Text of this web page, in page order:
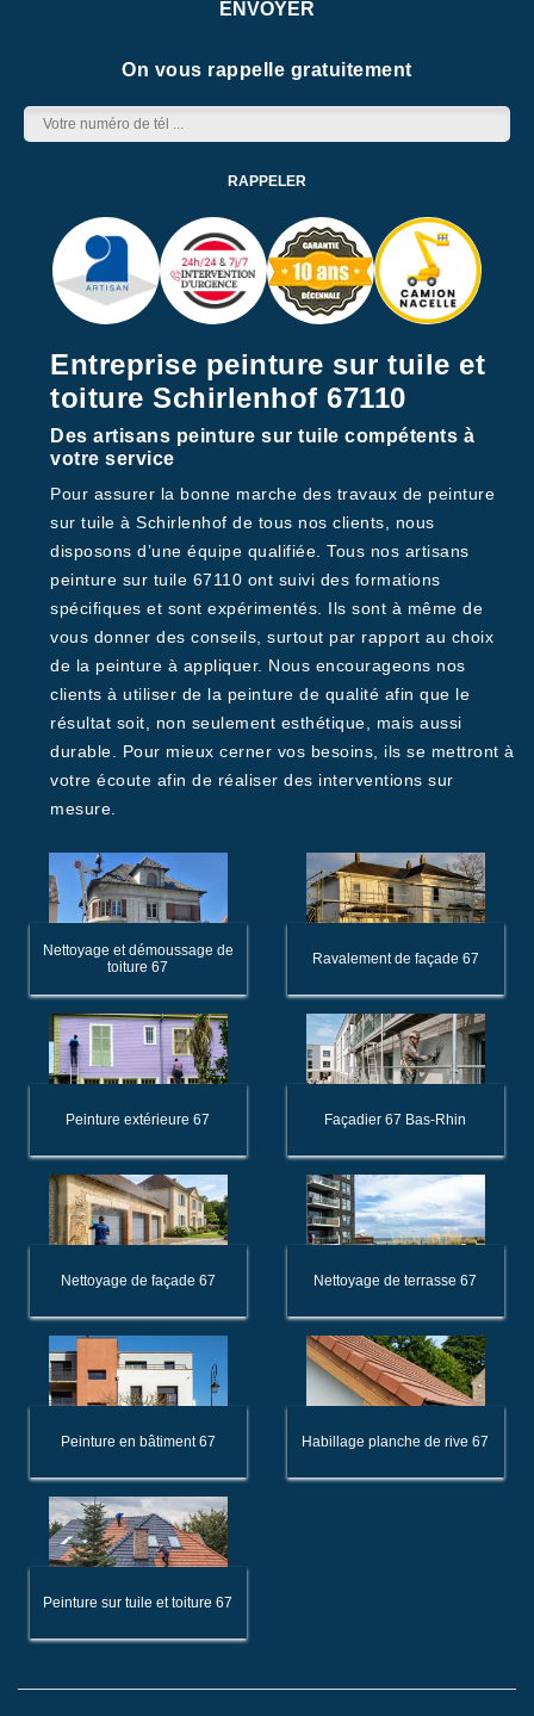
On vous rappelle gratuitement
Entreprise peinture sur tuile et
toiture Schirlenhof 67110
Des artisans peinture sur tuile compétents à
votre service
Pour assurer la bonne marche des travaux de peinture
sur tuile à Schirlenhof de tous nos clients, nous
disposons d’une équipe qualifiée. Tous nos artisans
peinture sur tuile 67110 ont suivi des formations
spécifiques et sont expérimentés. Ils sont à même de
vous donner des conseils, surtout par rapport au choix
de la peinture à appliquer. Nous encourageons nos
clients à utiliser de la peinture de qualité afin que le
résultat soit, non seulement esthétique, mais aussi
durable. Pour mieux cerner vos besoins, ils se mettront à
votre écoute afin de réaliser des interventions sur
mesure.
Nettoyage et démoussage de
toiture 67
Ravalement de façade 67
Peinture extérieure 67 Façadier 67 Bas-Rhin
Nettoyage de façade 67 Nettoyage de terrasse 67
Peinture en bâtiment 67 Habillage planche de rive 67
Peinture sur tuile et toiture 67